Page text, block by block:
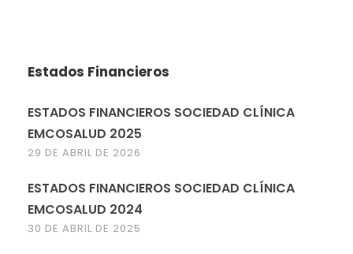
Estados Financieros
ESTADOS FINANCIEROS SOCIEDAD CLÍNICA
EMCOSALUD 2025
29 DE ABRIL DE 2026
ESTADOS FINANCIEROS SOCIEDAD CLÍNICA
EMCOSALUD 2024
30 DE ABRIL DE 2025